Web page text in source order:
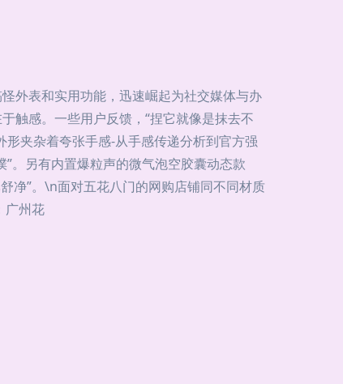
外表和实用功能，迅速崛起为社交媒体与办
触感。一些用户反馈，“捏它就像是抹去不
夹杂着夸张手感-从手感传递分析到官方强
。另有内置爆粒声的微气泡空胶囊动态款
净”。\n面对五花八门的网购店铺同不同材质
广州花